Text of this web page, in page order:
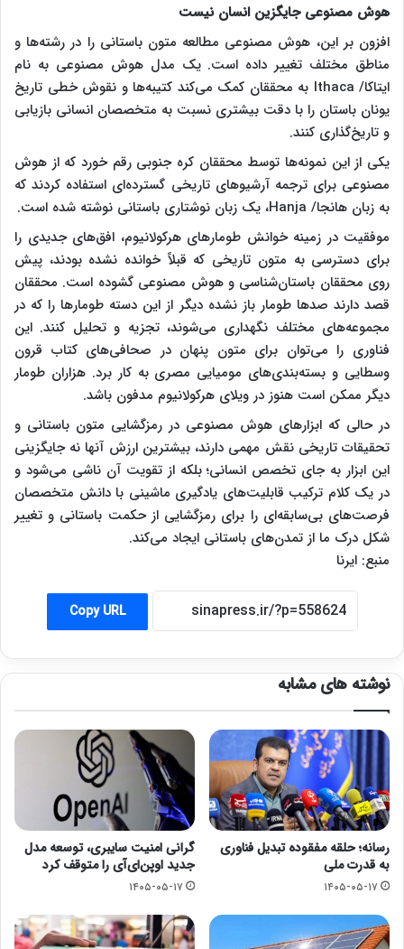
هوش مصنوعی جایگزین انسان نیست
افزون بر این، هوش مصنوعی مطالعه متون باستانی را در رشته‌ها و
مناطق مختلف تغییر داده است. یک مدل هوش مصنوعی به نام
ایتاکا/ Ithaca به محققان کمک می‌کند کتیبه‌ها و نقوش خطی تاریخ
یونان باستان را با دقت بیشتری نسبت به متخصصان انسانی بازیابی
و تاریخ‌گذاری کنند.
یکی از این نمونه‌ها توسط محققان کره جنوبی رقم خورد که از هوش
مصنوعی برای ترجمه آرشیوهای تاریخی گسترده‌ای استفاده کردند که
به زبان هانجا/ Hanja، یک زبان نوشتاری باستانی نوشته شده است.
موفقیت در زمینه خوانش طومارهای هرکولانیوم، افق‌های جدیدی را
برای دسترسی به متون تاریخی که قبلاً خوانده نشده بودند، پیش
روی محققان باستان‌شناسی و هوش مصنوعی گشوده است. محققان
قصد دارند صدها طومار باز نشده دیگر از این دسته طومارها را که در
مجموعه‌های مختلف نگهداری می‌شوند، تجزیه و تحلیل کنند. این
فناوری را می‌توان برای متون پنهان در صحافی‌های کتاب قرون
وسطایی و بسته‌بندی‌های مومیایی مصری به کار برد. هزاران طومار
دیگر ممکن است هنوز در ویلای هرکولانیوم مدفون باشد.
در حالی که ابزارهای هوش مصنوعی در رمزگشایی متون باستانی و
تحقیقات تاریخی نقش مهمی دارند، بیشترین ارزش آنها نه جایگزینی
این ابزار به جای تخصص انسانی؛ بلکه از تقویت آن ناشی می‌شود و
در یک کلام ترکیب قابلیت‌های یادگیری ماشینی با دانش متخصصان
فرصت‌های بی‌سابقه‌ای را برای رمزگشایی از حکمت باستانی و تغییر
شکل درک ما از تمدن‌های باستانی ایجاد می‌کند.
منبع: ایرنا
Copy URL
نوشته های مشابه
رسانه؛ حلقه مفقوده تبدیل فناوری
به قدرت ملی
۱۴۰۵-۰۵-۱۷
گرانی امنیت سایبری، توسعه مدل
جدید اوپن‌ای‌آی را متوقف کرد
۱۴۰۵-۰۵-۱۷